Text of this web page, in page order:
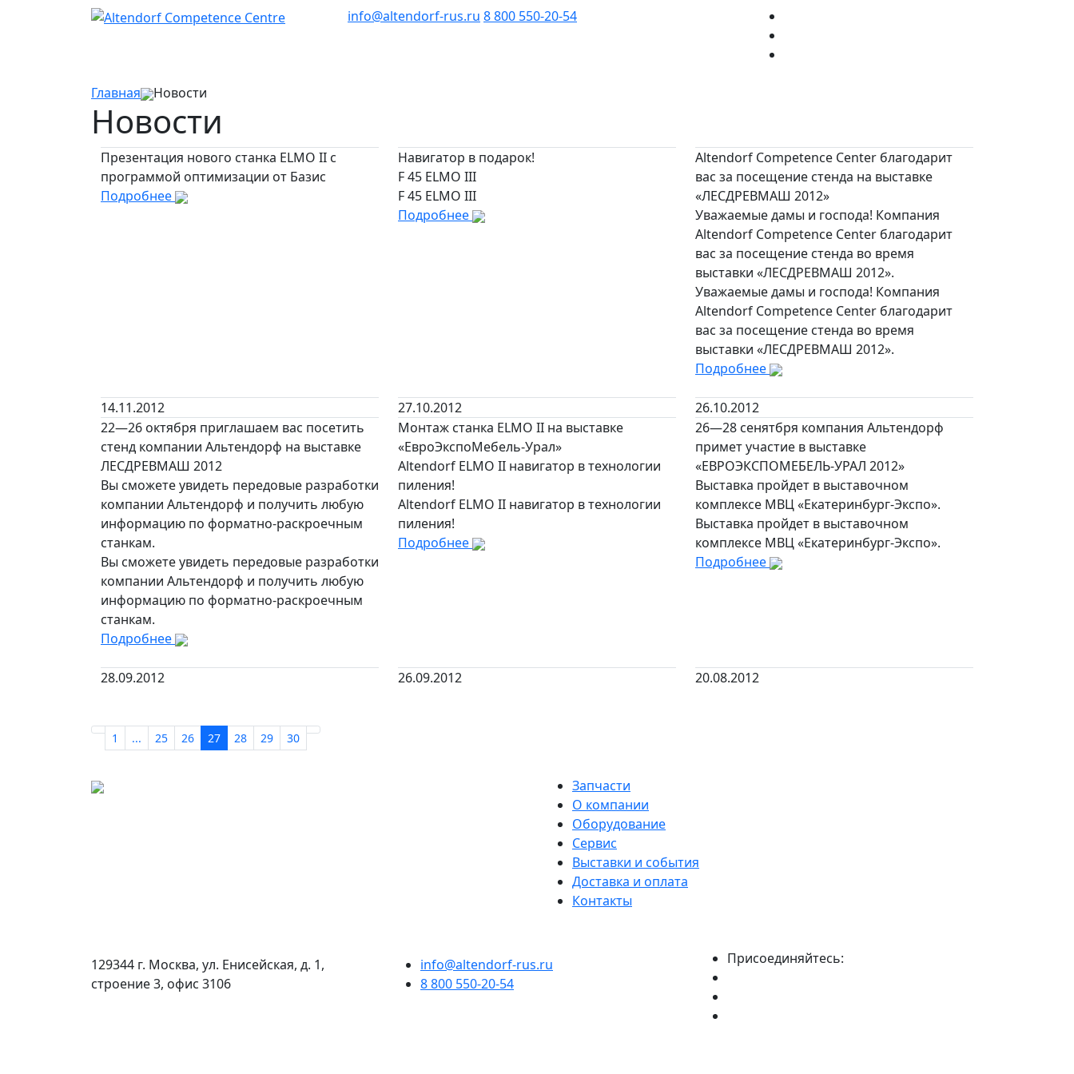
info@altendorf-rus.ru 8 800 550-20-54
Главная Новости
Новости
Презентация нового станка ELMO II c
программой оптимизации от Базис
Подробнее
14.11.2012
Навигатор в подарок!
F 45 ELMO III
F 45 ELMO III
Подробнее
27.10.2012
Altendorf Competence Center благодарит
вас за посещение стенда на выставке
«ЛЕСДРЕВМАШ 2012»
Уважаемые дамы и господа! Компания
Altendorf Competence Center благодарит
вас за посещение стенда во время
выставки «ЛЕСДРЕВМАШ 2012».
Уважаемые дамы и господа! Компания
Altendorf Competence Center благодарит
вас за посещение стенда во время
выставки «ЛЕСДРЕВМАШ 2012».
Подробнее
26.10.2012
22—26 октября приглашаем вас посетить
стенд компании Альтендорф на выставке
ЛЕСДРЕВМАШ 2012
Вы сможете увидеть передовые разработки
компании Альтендорф и получить любую
информацию по форматно-раскроечным
станкам.
Вы сможете увидеть передовые разработки
компании Альтендорф и получить любую
информацию по форматно-раскроечным
станкам.
Подробнее
28.09.2012
Монтаж станка ELMO II на выставке
«ЕвроЭкспоМебель-Урал»
Altendorf ELMO II навигатор в технологии
пиления!
Altendorf ELMO II навигатор в технологии
пиления!
Подробнее
26.09.2012
26—28 сенятбря компания Альтендорф
примет участие в выставке
«ЕВРОЭКСПОМЕБЕЛЬ-УРАЛ 2012»
Выставка пройдет в выставочном
комплексе МВЦ «Екатеринбург-Экспо».
Выставка пройдет в выставочном
комплексе МВЦ «Екатеринбург-Экспо».
Подробнее
20.08.2012
1 ... 25 26 27 28 29 30
Запчасти
О компании
Оборудование
Сервис
Выставки и события
Доставка и оплата
Контакты
129344 г. Москва, ул. Енисейская, д. 1,
строение 3, офис 3106
info@altendorf-rus.ru
8 800 550-20-54
Присоединяйтесь: